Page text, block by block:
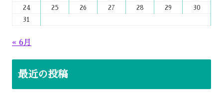
24
25 26 27 28 29
30
31
« 6月
最近の投稿